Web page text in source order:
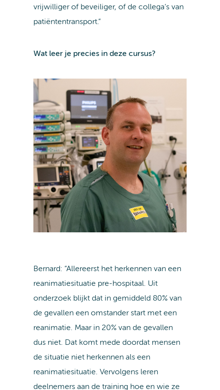
vrijwilliger of beveiliger, of de collega’s van
patiëntentransport.”
Wat leer je precies in deze cursus?
Bernard: “Allereerst het herkennen van een
reanimatiesituatie pre-hospitaal. Uit
onderzoek blijkt dat in gemiddeld 80% van
de gevallen een omstander start met een
reanimatie. Maar in 20% van de gevallen
dus niet. Dat komt mede doordat mensen
de situatie niet herkennen als een
reanimatiesituatie. Vervolgens leren
deelnemers aan de training hoe en wie ze